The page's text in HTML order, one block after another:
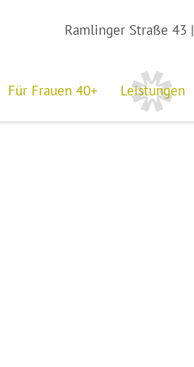
Ramlinger Straße 43
Für Frauen 40+ Leistungen